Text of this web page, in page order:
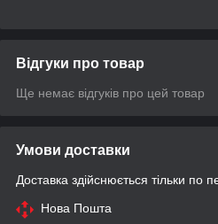
Відгуки про товар
Ще немає відгуків про цей товар
Умови доставки
Доставка здійснюється тільки по
Нова Пошта